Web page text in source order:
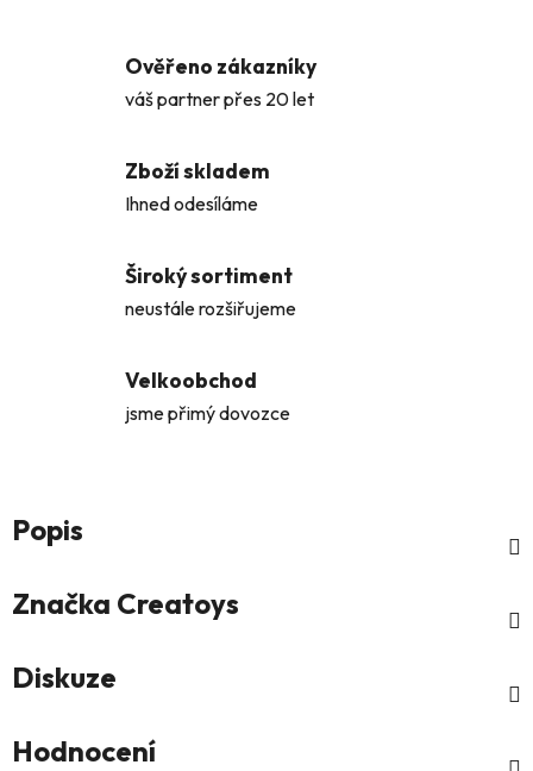
Ověřeno zákazníky
váš partner přes 20 let
Zboží skladem
Ihned odesíláme
Široký sortiment
neustále rozšiřujeme
Velkoobchod
jsme přimý dovozce
Popis
Značka Creatoys
Diskuze
Hodnocení